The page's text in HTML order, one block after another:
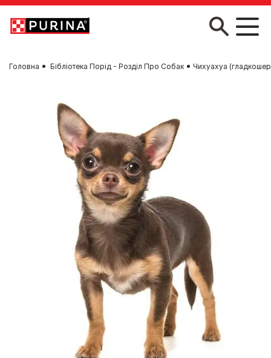
Skip to main content
Головна Бібліотека Порід - Розділ Про Собак Чихуахуа